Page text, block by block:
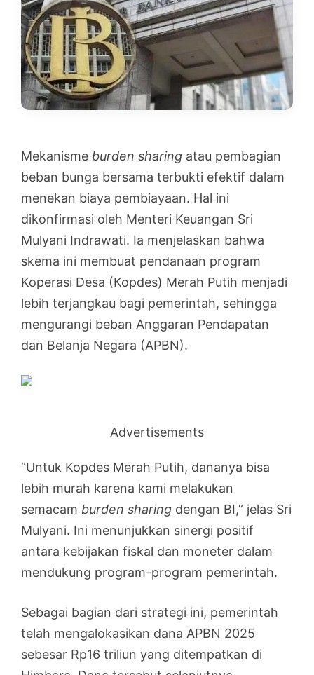
Mekanisme burden sharing atau pembagian
beban bunga bersama terbukti efektif dalam
menekan biaya pembiayaan. Hal ini
dikonfirmasi oleh Menteri Keuangan Sri
Mulyani Indrawati. Ia menjelaskan bahwa
skema ini membuat pendanaan program
Koperasi Desa (Kopdes) Merah Putih menjadi
lebih terjangkau bagi pemerintah, sehingga
mengurangi beban Anggaran Pendapatan
dan Belanja Negara (APBN).
Advertisements
“Untuk Kopdes Merah Putih, dananya bisa
lebih murah karena kami melakukan
semacam burden sharing dengan BI,” jelas Sri
Mulyani. Ini menunjukkan sinergi positif
antara kebijakan fiskal dan moneter dalam
mendukung program-program pemerintah.
Sebagai bagian dari strategi ini, pemerintah
telah mengalokasikan dana APBN 2025
sebesar Rp16 triliun yang ditempatkan di